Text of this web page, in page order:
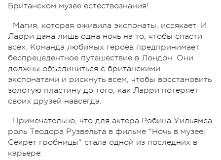
Британском музее естествознания!
Магия, которая оживила экспонаты, иссякает. И
Ларри дана лишь одна ночь на то, чтобы спасти
всех. Команда любимых героев предпринимает
беспрецедентное путешествие в Лондон. Они
должны объединиться с британскими
экспонатами и рискнуть всем, чтобы восстановить
золотую пластину до того, как Ларри потеряет
своих друзей навсегда.
Примечательно, что для актера Робина Уильямса
роль Теодора Рузвельта в фильме "Ночь в музее:
Cекрет гробницы" стала одной из последних в
карьере.